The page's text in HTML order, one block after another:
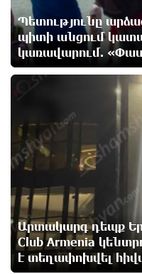
Երթևեկության
տեղի կունենա
Հայաստանի
կգլխավորի
ԱԱԾ-ն զեկույց է
Թրամփը ասել է,
են պարտվել
Պետությունը
պիտի անցում
կառավարում.
Արտակարգ դեպք
Club Armenia
է տեղափոխվել
5